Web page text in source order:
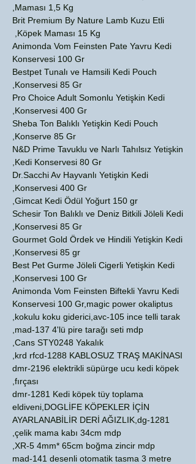
Maması 1,5 Kg,
Brit Premium By Nature Lamb Kuzu Etli
Köpek Maması 15 Kg,
Animonda Vom Feinsten Pate Yavru Kedi
Konservesi 100 Gr
Bestpet Tunalı ve Hamsili Kedi Pouch
Konservesi 85 Gr,
Pro Choice Adult Somonlu Yetişkin Kedi
Konservesi 400 Gr,
Sheba Ton Balıklı Yetişkin Kedi Pouch
Konserve 85 Gr,
N&D Prime Tavuklu ve Narlı Tahılsız Yetişkin
Kedi Konservesi 80 Gr,
Dr.Sacchi Av Hayvanlı Yetişkin Kedi
Konservesi 400 Gr,
Gimcat Kedi Ödül Yoğurt 150 gr,
Schesir Ton Balıklı ve Deniz Bitkili Jöleli Kedi
Konservesi 85 Gr,
Gourmet Gold Ördek ve Hindili Yetişkin Kedi
Konservesi 85 gr,
Best Pet Gurme Jöleli Cigerli Yetişkin Kedi
Konservesi 100 Gr,
Animonda Vom Feinsten Biftekli Yavru Kedi
Konservesi 100 Gr,magic power okaliptus
kokulu koku giderici,avc-105 ince telli tarak,
mad-137 4'lü pire tarağı seti mdp,
Cans STY0248 Yakalık,
krd rfcd-1288 KABLOSUZ TRAŞ MAKİNASI,
dmr-2196 elektrikli süpürge ucu kedi köpek
fırçası,
dmr-1281 Kedi köpek tüy toplama
eldiveni,DOGLİFE KÖPEKLER İÇİN
AYARLANABİLİR DERİ AĞIZLIK,dg-1281
çelik mama kabı 34cm mdp,
XR-5 4mm* 65cm boğma zincir mdp,
mad-141 desenli otomatik tasma 3 metre